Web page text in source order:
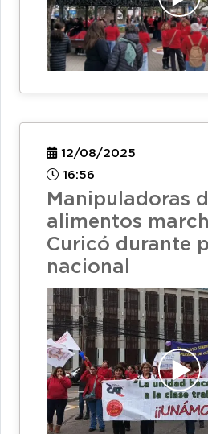
12/08/2025
16:56
Manipuladoras
alimentos
Curicó durante
nacional